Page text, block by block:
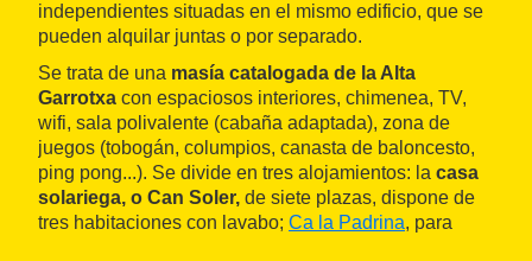
independientes situadas en el mismo edificio, que se
pueden alquilar juntas o por separado.
Se trata de una masía catalogada de la Alta
Garrotxa con espaciosos interiores, chimenea, TV,
wifi, sala polivalente (cabaña adaptada), zona de
juegos (tobogán, columpios, canasta de baloncesto,
ping pong...). Se divide en tres alojamientos: la casa
solariega, o Can Soler, de siete plazas, dispone de
tres habitaciones con lavabo; Ca la Padrina, para